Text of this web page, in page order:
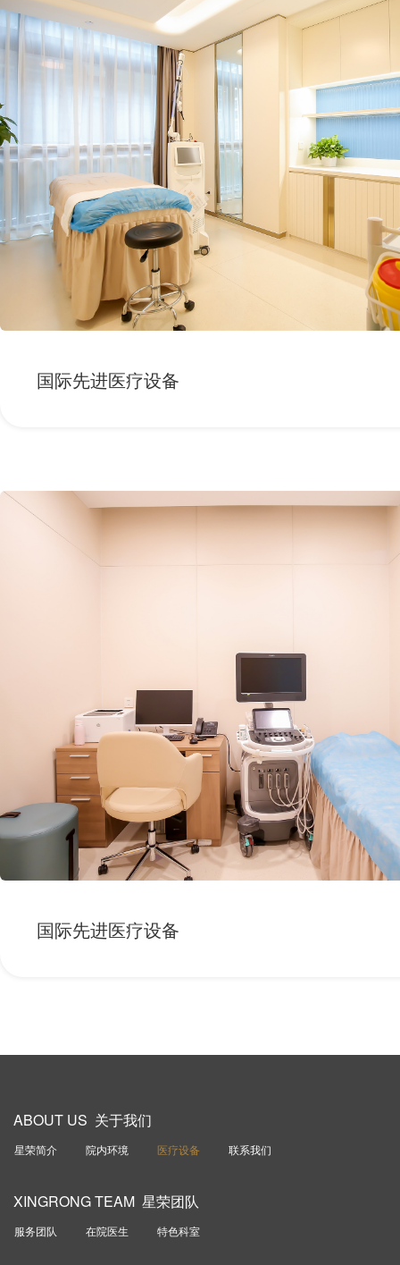
国际先进医疗设备
国际先进医疗设备
ABOUT US 关于我们
星荣简介 院内环境 医疗设备 联系我们
XINGRONG TEAM 星荣团队
服务团队 在院医生 特色科室